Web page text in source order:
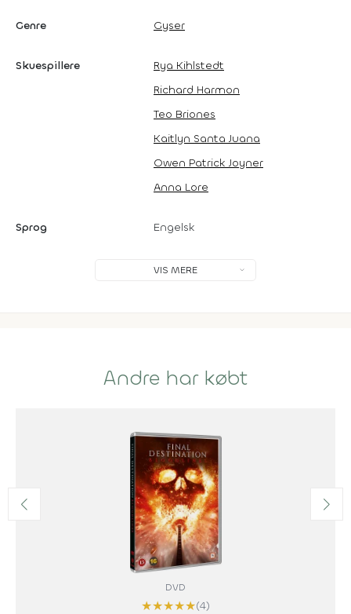
Genre Gyser
Skuespillere
Rya Kihlstedt
Richard Harmon
Teo Briones
Kaitlyn Santa Juana
Owen Patrick Joyner
Anna Lore
Sprog Engelsk
VIS MERE
Andre har købt
DVD
★★★★★(4)